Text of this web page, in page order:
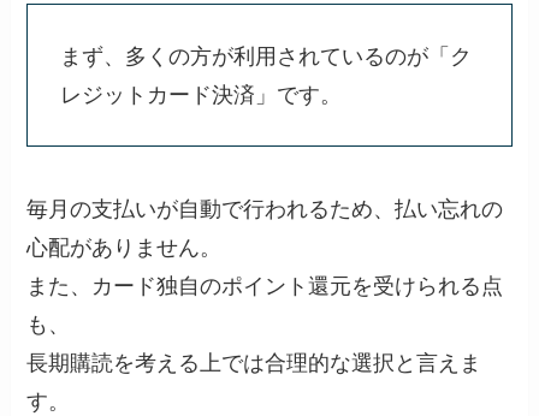
まず、多くの方が利用されているのが「ク
レジットカード決済」です。
毎月の支払いが自動で行われるため、払い忘れの
心配がありません。
また、カード独自のポイント還元を受けられる点
も、
長期購読を考える上では合理的な選択と言えま
す。